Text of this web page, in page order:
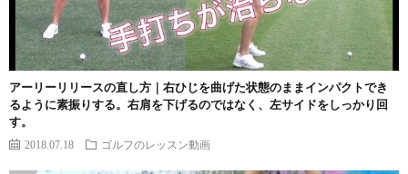
アーリーリリースの直し方｜右ひじを曲げた状態のままインパクトでき
るように素振りする。右肩を下げるのではなく、左サイドをしっかり回
す。
2018.07.18 ゴルフのレッスン動画